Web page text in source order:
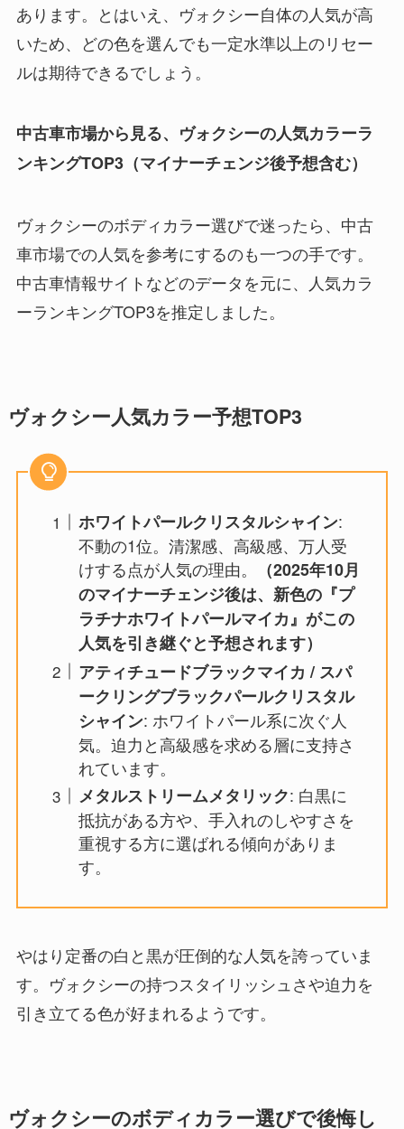
あります。とはいえ、ヴォクシー自体の人気が高
いため、どの色を選んでも一定水準以上のリセー
ルは期待できるでしょう。
中古車市場から見る、ヴォクシーの人気カラーラ
ンキングTOP3（マイナーチェンジ後予想含む）
ヴォクシーのボディカラー選びで迷ったら、中古
車市場での人気を参考にするのも一つの手です。
中古車情報サイトなどのデータを元に、人気カラ
ーランキングTOP3を推定しました。
ヴォクシー人気カラー予想TOP3
ホワイトパールクリスタルシャイン:
不動の1位。清潔感、高級感、万人受
けする点が人気の理由。
（2025年10月
のマイナーチェンジ後は、新色の『プ
ラチナホワイトパールマイカ』がこの
人気を引き継ぐと予想されます）
アティチュードブラックマイカ / スパ
ークリングブラックパールクリスタル
シャイン: ホワイトパール系に次ぐ人
気。迫力と高級感を求める層に支持さ
れています。
メタルストリームメタリック: 白黒に
抵抗がある方や、手入れのしやすさを
重視する方に選ばれる傾向がありま
す。
やはり定番の白と黒が圧倒的な人気を誇っていま
す。ヴォクシーの持つスタイリッシュさや迫力を
引き立てる色が好まれるようです。
ヴォクシーのボディカラー選びで後悔し